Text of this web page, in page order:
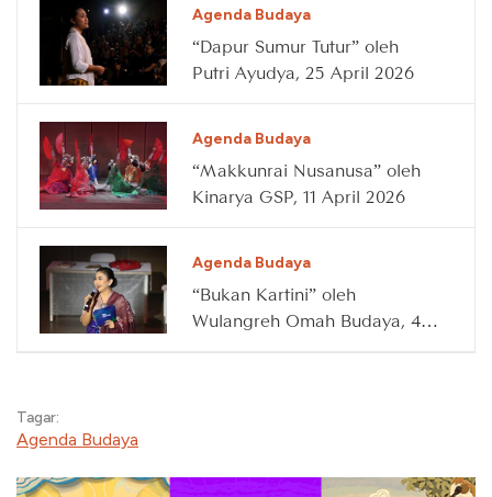
Agenda Budaya
“Dapur Sumur Tutur” oleh
Putri Ayudya, 25 April 2026
Agenda Budaya
“Makkunrai Nusanusa” oleh
Kinarya GSP, 11 April 2026
Agenda Budaya
“Bukan Kartini” oleh
Wulangreh Omah Budaya, 4
Tagar:
Agenda Budaya